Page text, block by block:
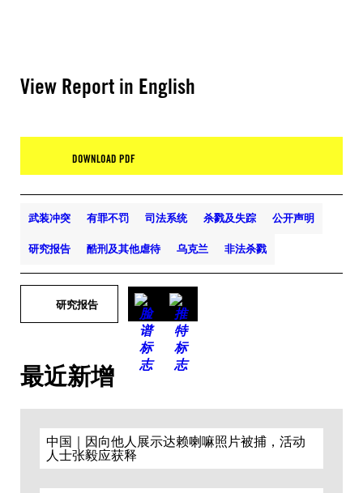
View Report in English
DOWNLOAD PDF
武装冲突 有罪不罚 司法系统 杀戮及失踪 公开声明
研究报告 酷刑及其他虐待 乌克兰 非法杀戮
研究报告
最近新增
中国｜因向他人展示达赖喇嘛照片被捕，活动
人士张毅应获释